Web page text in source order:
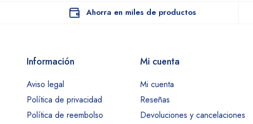
Ahorra en miles de productos
Información
Aviso legal
Política de privacidad
Política de reembolso
Mi cuenta
Mi cuenta
Reseñas
Devoluciones y cancelaciones